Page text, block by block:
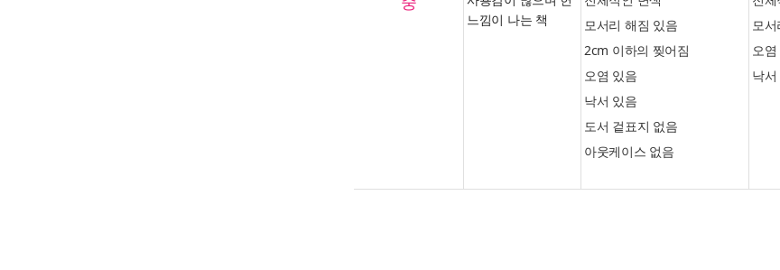
느낌이 나는 책
모서리 해짐 있음
2cm 이하의 찢어짐
오염 있음
낙서 있음
도서 겉표지 없음
아웃케이스 없음
모
오
낙